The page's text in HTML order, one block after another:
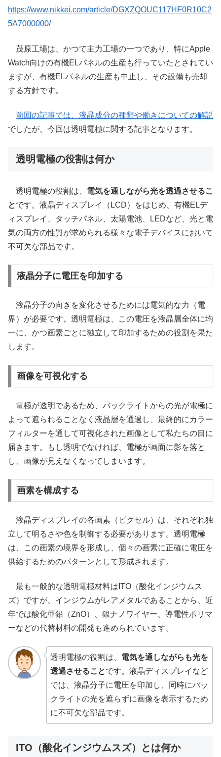
https://www.nikkei.com/article/DGXZQOUC117HF0R10C2
5A7000000/
茂原工場は、かつて主力工場の一つであり、特にApple
Watch向けの有機ELパネルの生産も行っていたとされてい
ますが、有機ELパネルの生産も中止し、その設備も売却
する方針です。
前回の記事では、液晶成分の種類や働きについての解説
でしたが、今回は透明電極に関する記事となります。
透明電極の役割は何か
透明電極の役割は、 電気を通しながら光を透過させるこ
とです。液晶ディスプレイ（LCD）をはじめ、有機ELデ
ィスプレイ、タッチパネル、太陽電池、LEDなど、光と電
気の両方の性質が求められる様々な電子デバイスにおいて
不可欠な部品です。
液晶分子に電圧を印加する
液晶分子の向きを変化させるためには電気的な力（電
界）が必要です。透明電極は、この電圧を液晶層全体に均
一に、かつ画素ごとに独立して印加するための役割を果た
します。
画像を可視化する
電極が透明であるため、バックライトからの光が電極に
よって遮られることなく液晶層を通過し、最終的にカラー
フィルターを通して可視化された画像として私たちの目に
届きます。もし透明でなければ、電極が画面に影を落と
し、画像が見えなくなってしまいます。
画素を構成する
液晶ディスプレイの各画素（ピクセル）は、それぞれ独
立して明るさや色を制御する必要があります。透明電極
は、この画素の境界を形成し、個々の画素に正確に電圧を
供給するためのパターンとして形成されます。
最も一般的な透明電極材料はITO（酸化インジウムス
ズ）ですが、インジウムがレアメタルであることから、近
年では酸化亜鉛（ZnO）、銀ナノワイヤー、導電性ポリマ
ーなどの代替材料の開発も進められています。
透明電極の役割は、 電気を通しながらも光を
透過させることです。液晶ディスプレイなど
では、液晶分子に電圧を印加し、同時にバッ
クライトの光を遮らずに画像を表示するため
に不可欠な部品です。
ITO（酸化インジウムスズ）とは何か